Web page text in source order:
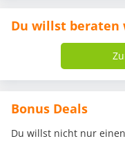
Du willst beraten
Bonus Deals
Du willst nicht nur